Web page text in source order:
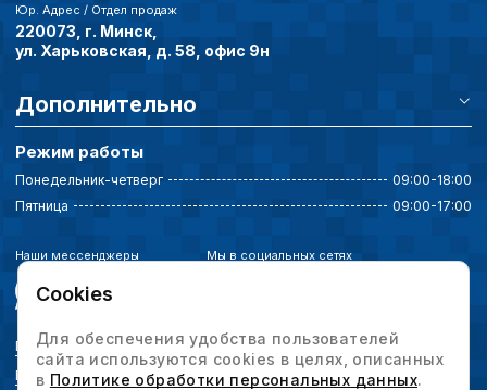
Юр. Адрес / Отдел продаж
220073, г. Минск,
ул. Харьковская, д. 58, офис 9н
Дополнительно
Режим работы
Понедельник-четверг
09:00-18:00
Пятница
09:00-17:00
Наши мессенджеры Мы в социальных сетях
Политика конфиденциальности
Выбор настроек cookie
Cookies
Для обеспечения удобства пользователей
сайта используются cookies в целях, описанных
в Политике обработки персональных данных.